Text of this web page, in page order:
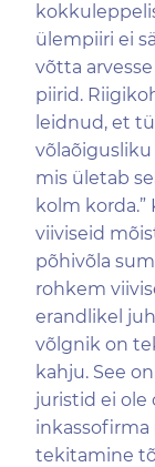
ülempiiri ei
võtta
piirid.
leidnud, et
mis ületab
kolm
viiviseid
põhivõla
rohkem
erandlikel
võlgnik on
kahju. See
juristid ei ole
inkassofirma
tekitamine